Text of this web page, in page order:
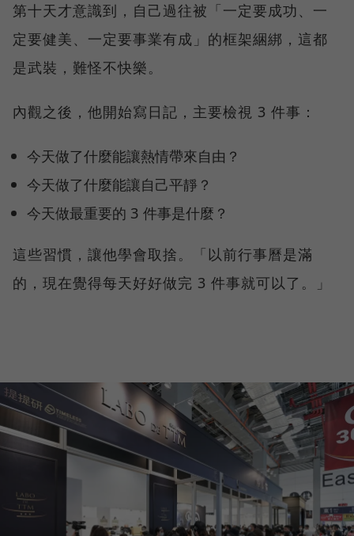
第十天才意識到，自己過往被「一定要成功、一
定要健美、一定要事業有成」的框架綑綁，這都
是武裝，難怪不快樂。
內觀之後，他開始寫日記，主要檢視 3 件事：
今天做了什麼能讓熱情帶來自由？
今天做了什麼能讓自己平靜？
今天做最重要的 3 件事是什麼？
這些習慣，讓他學會取捨。「以前行事曆是滿
的，現在覺得每天好好做完 3 件事就可以了。」